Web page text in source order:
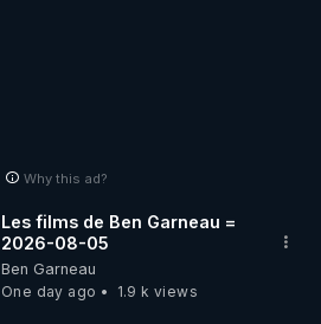
Why this ad?
Les films de Ben Garneau =
2026-08-05
Ben Garneau
One day ago
1.9 k views